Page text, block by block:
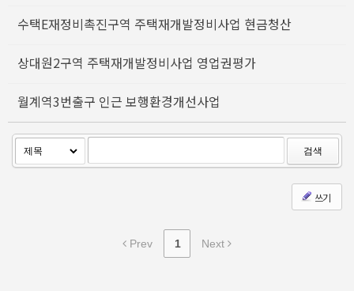
수택E재정비촉진구역 주택재개발정비사업 현금청산
상대원2구역 주택재개발정비사업 영업권평가
월계역3번출구 인근 보행환경개선사업
검색
쓰기
Prev 1 Next